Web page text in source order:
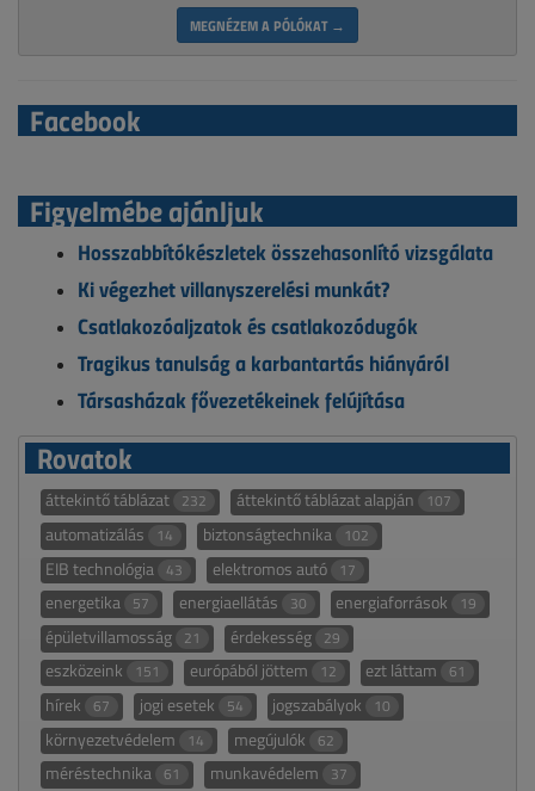
MEGNÉZEM A PÓLÓKAT →
Facebook
Figyelmébe ajánljuk
Hosszabbítókészletek összehasonlító vizsgálata
Ki végezhet villanyszerelési munkát?
Csatlakozóaljzatok és csatlakozódugók
Tragikus tanulság a karbantartás hiányáról
Társasházak fővezetékeinek felújítása
Rovatok
áttekintő táblázat 232 áttekintő táblázat alapján 107
automatizálás 14 biztonságtechnika 102
EIB technológia 43 elektromos autó 17
energetika 57 energiaellátás 30 energiaforrások 19
épületvillamosság 21 érdekesség 29
eszközeink 151 európából jöttem 12 ezt láttam 61
hírek 67 jogi esetek 54 jogszabályok 10
környezetvédelem 14 megújulók 62
méréstechnika 61 munkavédelem 37